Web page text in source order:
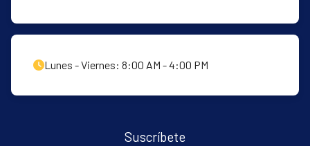
Lunes - Viernes: 8:00 AM - 4:00 PM
Suscríbete